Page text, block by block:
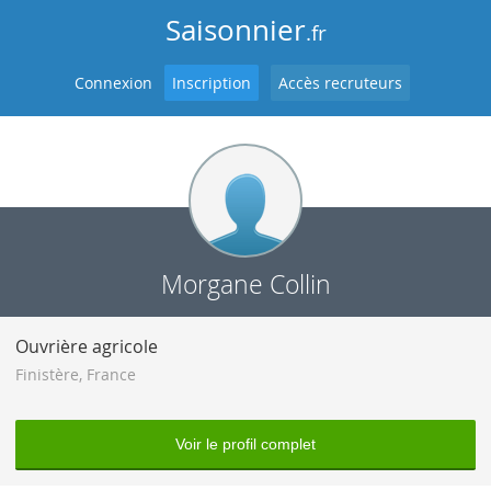
Saisonnier.fr
Connexion Inscription Accès recruteurs
Morgane Collin
Ouvrière agricole
Finistère, France
Voir le profil complet